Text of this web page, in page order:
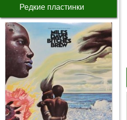
Редкие пластинки